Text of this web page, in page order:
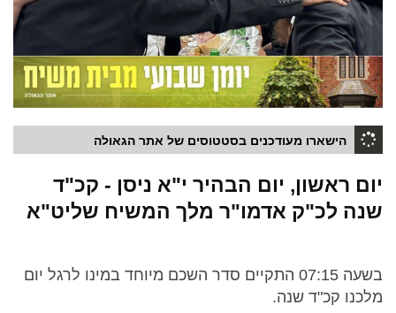
הישארו מעודכנים בסטטוסים של אתר הגאולה
יום ראשון, יום הבהיר י"א ניסן - קכ"ד
שנה לכ"ק אדמו"ר מלך המשיח שליט"א
בשעה 07:15 התקיים סדר השכם מיוחד במינו לרגל יום
מלכנו קכ"ד שנה.